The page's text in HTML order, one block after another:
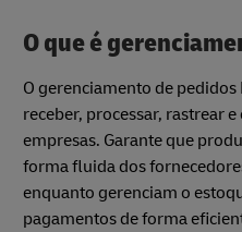
O que é
O gerenciamento de
receber, processar, rastrear
empresas. Garante que
forma fluida dos
enquanto gerenciam o
pagamentos de forma